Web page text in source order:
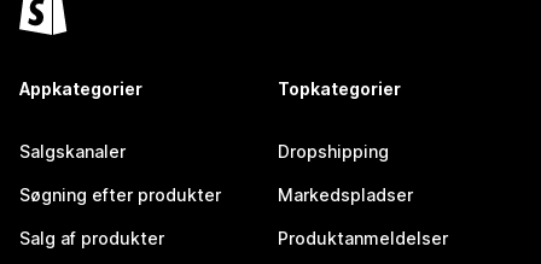
Appkategorier
Salgskanaler
Søgning efter produkter
Salg af produkter
Topkategorier
Dropshipping
Markedspladser
Produktanmeldelser